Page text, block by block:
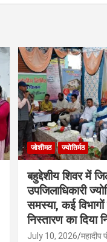
जोशीमठ ज्योतिर्मठ
बहुद्देशीय शिवर में
उपजिलाधिकारी
समस्या, कई
निस्तारण का दिया
July 10, 2026 महादीप